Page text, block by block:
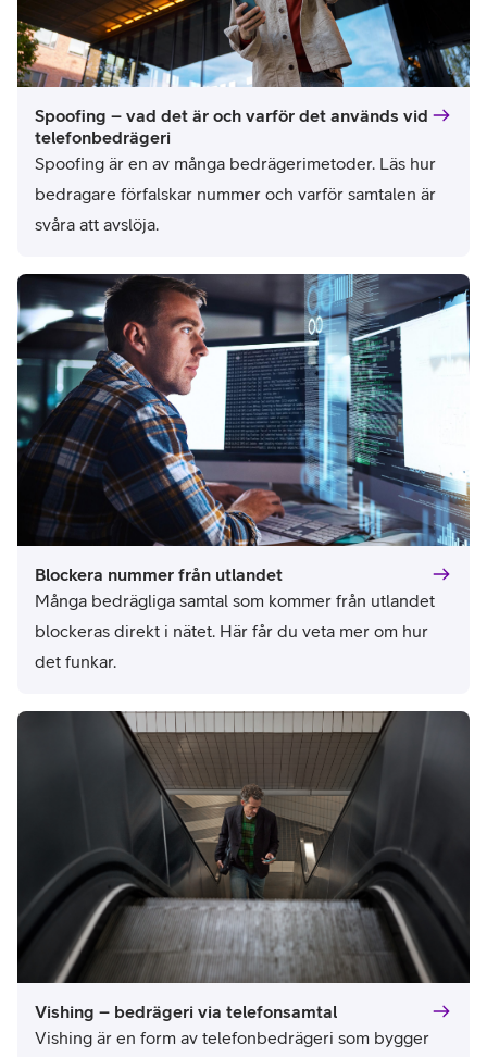
Spoofing – vad det är och varför det används vid
telefonbedrägeri
Spoofing är en av många bedrägerimetoder. Läs hur
bedragare förfalskar nummer och varför samtalen är
svåra att avslöja.
Blockera nummer från utlandet
Många bedrägliga samtal som kommer från utlandet
blockeras direkt i nätet. Här får du veta mer om hur
det funkar.
Vishing – bedrägeri via telefonsamtal
Vishing är en form av telefonbedrägeri som bygger